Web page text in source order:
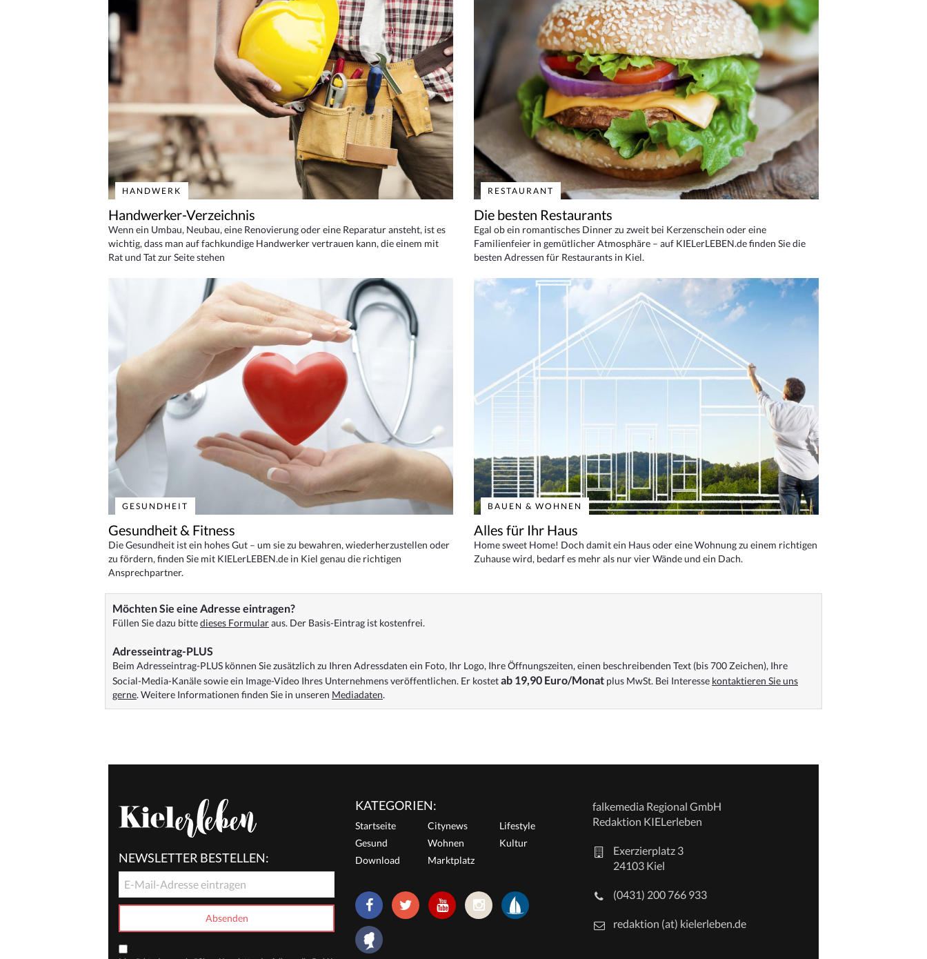
HANDWERK
Handwerker-Verzeichnis
Wenn ein Umbau, Neubau, eine Renovierung oder eine Reparatur ansteht, ist es
wichtig, dass man auf fachkundige Handwerker vertrauen kann, die einem mit
Rat und Tat zur Seite stehen
RESTAURANT
Die besten Restaurants
Egal ob ein romantisches Dinner zu zweit bei Kerzenschein oder eine
Familienfeier in gemütlicher Atmosphäre – auf KIELerLEBEN.de finden Sie die
besten Adressen für Restaurants in Kiel.
GESUNDHEIT
Gesundheit & Fitness
Die Gesundheit ist ein hohes Gut – um sie zu bewahren, wiederherzustellen oder
zu fördern, finden Sie mit KIELerLEBEN.de in Kiel genau die richtigen
Ansprechpartner.
BAUEN & WOHNEN
Alles für Ihr Haus
Home sweet Home! Doch damit ein Haus oder eine Wohnung zu einem richtigen
Zuhause wird, bedarf es mehr als nur vier Wände und ein Dach.
Möchten Sie eine Adresse eintragen?
Füllen Sie dazu bittedieses Formularaus. Der Basis-Eintrag ist kostenfrei.
Adresseintrag-PLUS
Beim Adresseintrag-PLUS können Sie zusätzlich zu Ihren Adressdaten ein Foto, Ihr Logo, Ihre Öffnungszeiten, einen beschreibenden Text (bis 700 Zeichen), Ihre
Social-Media-Kanäle sowie ein Image-Video Ihres Unternehmens veröffentlichen. Er kostetab 19,90 Euro/Monat plus MwSt. Bei Interesse kontaktieren Sie uns
gerne. Weitere Informationen finden Sie in unseren Mediadaten.
NEWSLETTER BESTELLEN:
KATEGORIEN:
Startseite Citynews
Lifestyle
Gesund
Wohnen
Kultur
Download
Marktplatz
falkemedia Regional GmbH
Redaktion KIELerleben
Exerzierplatz 3
24103 Kiel
(0431) 200 766 933
redaktion (at) kielerleben.de